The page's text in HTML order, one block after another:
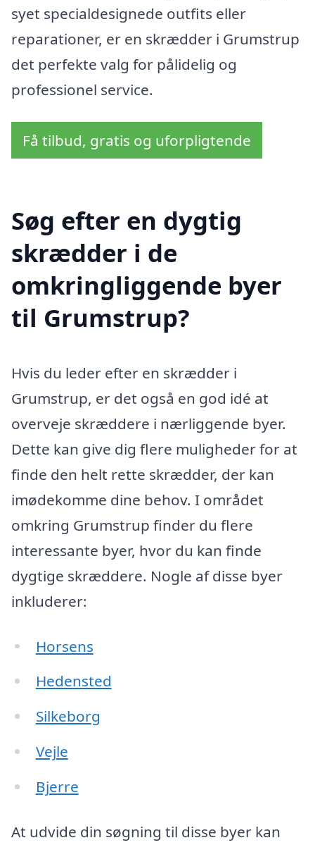
syet specialdesignede outfits eller
reparationer, er en skrædder i Grumstrup
det perfekte valg for pålidelig og
professionel service.
Få tilbud, gratis og uforpligtende
Søg efter en dygtig
skrædder i de
omkringliggende byer
til Grumstrup?
Hvis du leder efter en skrædder i
Grumstrup, er det også en god idé at
overveje skræddere i nærliggende byer.
Dette kan give dig flere muligheder for at
finde den helt rette skrædder, der kan
imødekomme dine behov. I området
omkring Grumstrup finder du flere
interessante byer, hvor du kan finde
dygtige skræddere. Nogle af disse byer
inkluderer:
Horsens
Hedensted
Silkeborg
Vejle
Bjerre
At udvide din søgning til disse byer kan